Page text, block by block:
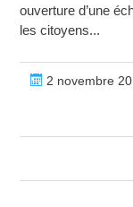
ouverture d’une
les citoyens...
2 novembre